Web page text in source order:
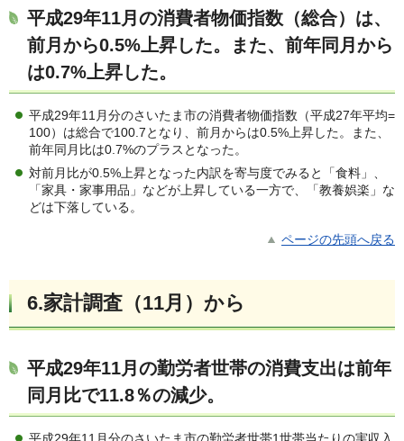
平成29年11月の消費者物価指数（総合）は、
前月から0.5%上昇した。また、前年同月から
は0.7%上昇した。
平成29年11月分のさいたま市の消費者物価指数（平成27年平均=
100）は総合で100.7となり、前月からは0.5%上昇した。また、
前年同月比は0.7%のプラスとなった。
対前月比が0.5%上昇となった内訳を寄与度でみると「食料」、
「家具・家事用品」などが上昇している一方で、「教養娯楽」な
どは下落している。
ページの先頭へ戻る
6.家計調査（11月）から
平成29年11月の勤労者世帯の消費支出は前年
同月比で11.8％の減少。
平成29年11月分のさいたま市の勤労者世帯1世帯当たりの実収入